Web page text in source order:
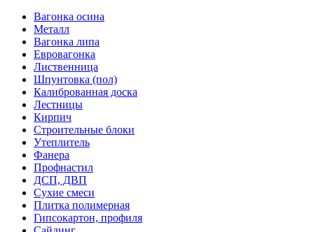
Вагонка осина
Металл
Вагонка липа
Евровагонка
Лиственница
Шпунтовка (пол)
Калиброванная доска
Лестницы
Кирпич
Строительные блоки
Утеплитель
Фанера
Профнастил
ДСП, ДВП
Сухие смеси
Плитка полимерная
Гипсокартон, профиля